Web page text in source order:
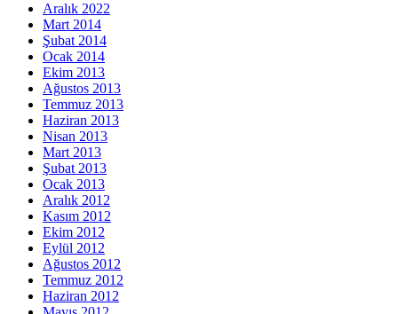
Aralık 2022
Mart 2014
Şubat 2014
Ocak 2014
Ekim 2013
Ağustos 2013
Temmuz 2013
Haziran 2013
Nisan 2013
Mart 2013
Şubat 2013
Ocak 2013
Aralık 2012
Kasım 2012
Ekim 2012
Eylül 2012
Ağustos 2012
Temmuz 2012
Haziran 2012